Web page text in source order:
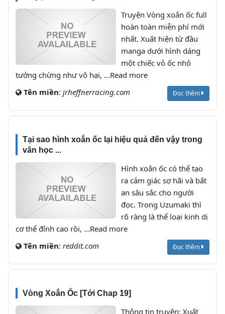
Truyện Vòng xoắn ốc full
hoàn toàn miễn phí mới
nhất. Xuất hiện từ đầu
manga dưới hình dáng
một chiếc vỏ ốc nhỏ
tưởng chừng như vô hại, ...Read more
Tên miền: jrheffnerracing.com Đọc thêm
Tại sao hình xoắn ốc lại hiệu quả đến vậy trong
văn học ...
Hình xoắn ốc có thể tạo
ra cảm giác sợ hãi và bất
an sâu sắc cho người
đọc. Trong Uzumaki thì
rõ ràng là thể loại kinh dị
cơ thể đỉnh cao rồi, ...Read more
Tên miền: reddit.com Đọc thêm
Vòng Xoắn Ốc [Tới Chap 19]
Thông tin truyện: Xuất